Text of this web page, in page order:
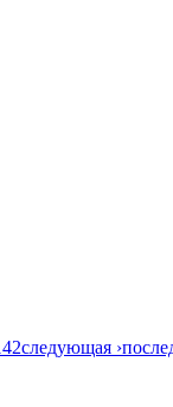
42следующая ›